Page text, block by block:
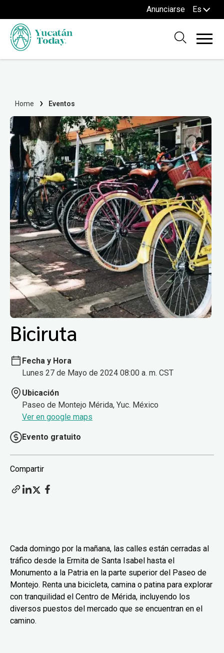
Anunciarse Es
Home Eventos
Biciruta
Fecha y Hora
Lunes 27 de Mayo de 2024 08:00 a. m. CST
Ubicación
Paseo de Montejo Mérida, Yuc. México
Ver en google maps
Evento gratuito
Compartir
Cada domingo por la mañana, las calles están cerradas al
tráfico desde la Ermita de Santa Isabel hasta el
Monumento a la Patria en la parte superior del Paseo de
Montejo. Renta una bicicleta, camina o patina para explorar
con tranquilidad el Centro de Mérida, incluyendo los
diversos puestos del mercado que se encuentran en el
camino.